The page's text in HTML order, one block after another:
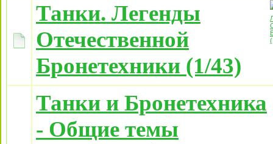
Танки. Легенды
Отечественной
Бронетехники (1/43)
Танки и Бронетехника
- Общие темы